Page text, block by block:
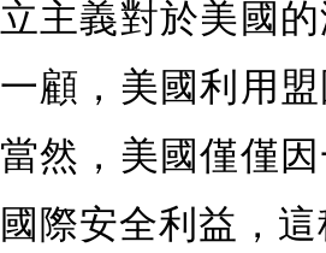
立主義對於美國
一顧，美國利用
當然，美國僅僅
國際安全利益，